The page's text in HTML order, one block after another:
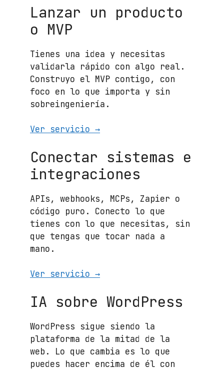
Lanzar un producto
o MVP
Tienes una idea y necesitas
validarla rápido con algo real.
Construyo el MVP contigo, con
foco en lo que importa y sin
sobreingeniería.
Ver servicio →
Conectar sistemas e
integraciones
APIs, webhooks, MCPs, Zapier o
código puro. Conecto lo que
tienes con lo que necesitas, sin
que tengas que tocar nada a
mano.
Ver servicio →
IA sobre WordPress
WordPress sigue siendo la
plataforma de la mitad de la
web. Lo que cambia es lo que
puedes hacer encima de él con